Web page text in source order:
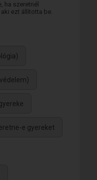
ha szeretnél
ezt állította be.
e gyereket